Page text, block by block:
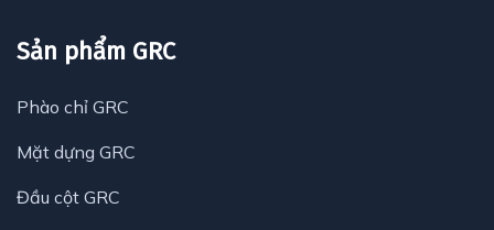
Sản phẩm GRC
Phào chỉ GRC
Mặt dựng GRC
Đầu cột GRC